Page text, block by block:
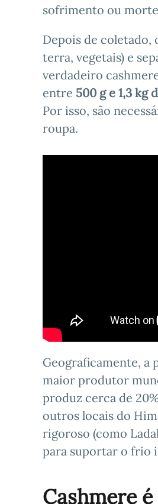
sofrimento ou
Depois de coletado,
terra, vegetais) e
verdadeiro
entre 500 g e 1,3 kg
Por isso, são
roupa.
Geograficamente, a
maior produtor
produz cerca de
outros locais do
rigoroso (como
para suportar o frio
Cashmere